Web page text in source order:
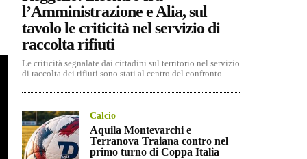
l’Amministrazione e Alia, sul
tavolo le criticità nel servizio di
raccolta rifiuti
Le criticità segnalate dai cittadini sul territorio nel servizio
di raccolta dei rifiuti sono stati al centro del confronto...
Calcio
Aquila Montevarchi e
Terranova Traiana contro nel
primo turno di Coppa Italia